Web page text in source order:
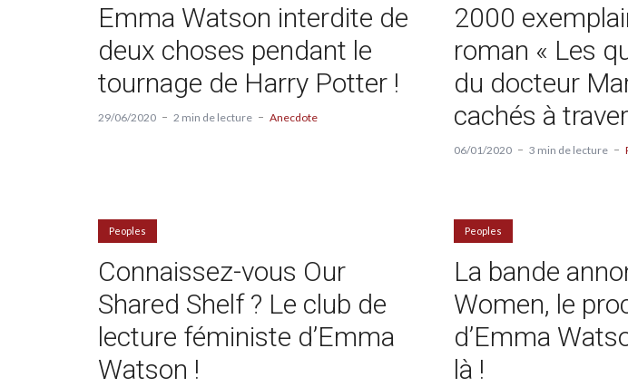
Emma Watson interdite de
deux choses pendant le
tournage de Harry Potter !
29/06/2020 2 min de lecture Anecdote
2000
roman « Les
du docteur
cachés à
06/01/2020 3 min de lecture
Peoples
Connaissez-vous Our
Shared Shelf ? Le club de
lecture féministe d’Emma
Watson !
Peoples
La bande
Women, le
d’Emma
là !